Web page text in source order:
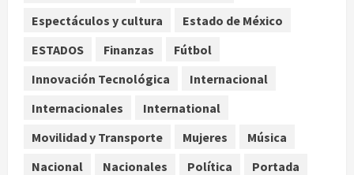
consciencia?
agosto 6, 2026
Sheinbaum confirma que el papa
León XIV no visitará México en su
agosto 6, 2026
Espectáculos y cultura
Estado de México
ESTADOS
Finanzas
Fútbol
Innovación Tecnológica
Internacional
Internacionales
International
Movilidad y Transporte
Mujeres
Música
Nacional
Nacionales Política
Portada